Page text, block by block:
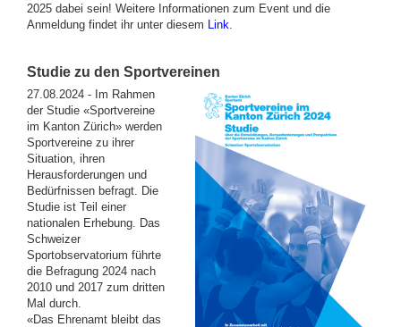
2025 dabei sein! Weitere Informationen zum Event und die
Anmeldung findet ihr unter diesem Link
Studie zu den Sport­vereinen
27.08.2024 - Im Rahmen
der Studie «Sportvereine
im Kanton Zürich» werden
Sportvereine zu ihrer
Situation, ihren
Herausforderungen und
Bedürfnissen befragt. Die
Studie ist Teil einer
nationalen Erhebung. Das
Schweizer
Sportobservatorium führte
die Befragung 2024 nach
2010 und 2017 zum dritten
Mal durch.
«Das Ehrenamt bleibt das